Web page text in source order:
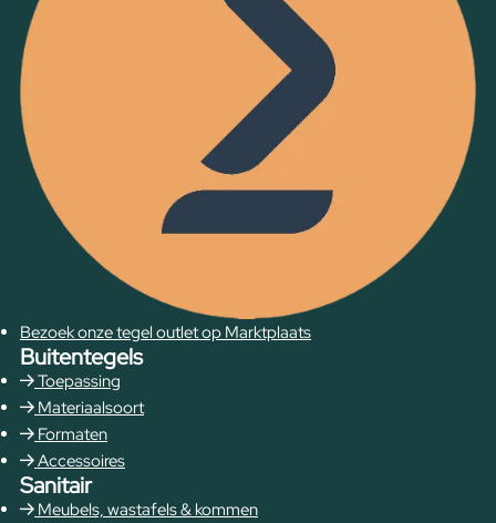
Bezoek onze tegel outlet op Marktplaats
Buitentegels
Toepassing
Materiaalsoort
Formaten
Accessoires
Sanitair
Meubels, wastafels & kommen